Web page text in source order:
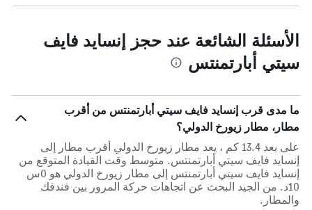
الأسئلة الشائعة عند حجز إنسايد فايف
سيتي أبارتمنتس
ما مدى قرب إنسايد فايف سيتي أبارتمنتس من أقرب
مطار، مطار زيورخ الدولي؟
على بعد 13.4 كم ، يعد مطار زيورخ الدولي أقرب مطار إلى
إنسايد فايف سيتي أبارتمنتس. متوسط وقت القيادة المتوقع من
إنسايد فايف سيتي أبارتمنتس إلى مطار زيورخ الدولي هو 0س
10د. من الجيد البحث عن اتجاهات حركة المرور بين فندقك
والمطار.